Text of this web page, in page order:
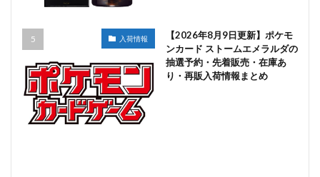
入荷情報
【2026年8月9日更新】ポケモ
ンカード ストームエメラルダの
抽選予約・先着販売・在庫あ
り・再販入荷情報まとめ